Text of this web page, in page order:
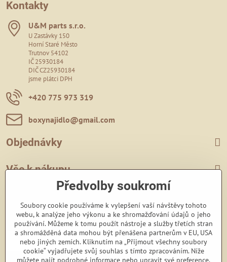
Kontakty
U&M parts s​.r​.o​.
U Zastávky 150
Horní Staré Město
Trutnov 54102
IČ 25930184
DIČ CZ25930184
jsme plátci DPH
+420 775 973 319
boxynajidlo​@gmail​.com
Objednávky
Vše k nákupu
Váš telefon*
Předvolby soukromí
Soubory cookie používáme k vylepšení vaší návštěvy tohoto
webu, k analýze jeho výkonu a ke shromažďování údajů o jeho
používání. Můžeme k tomu použít nástroje a služby třetích stran
a shromážděná data mohou být přenášena partnerům v EU, USA
nebo jiných zemích. Kliknutím na „Přijmout všechny soubory
cookie“ vyjadřujete svůj souhlas s tímto zpracováním. Níže
můžete najít podrobné informace nebo upravit své preference.